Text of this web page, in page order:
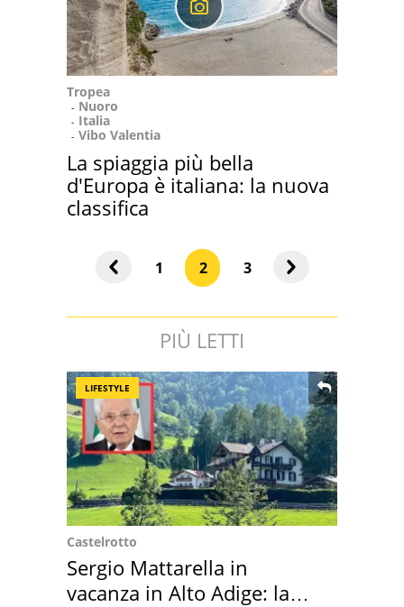
Tropea
Nuoro
Italia
Vibo Valentia
La spiaggia più bella
d'Europa è italiana: la nuova
classifica
1 2 3
PIÙ LETTI
LIFESTYLE
Castelrotto
Sergio Mattarella in
vacanza in Alto Adige: la